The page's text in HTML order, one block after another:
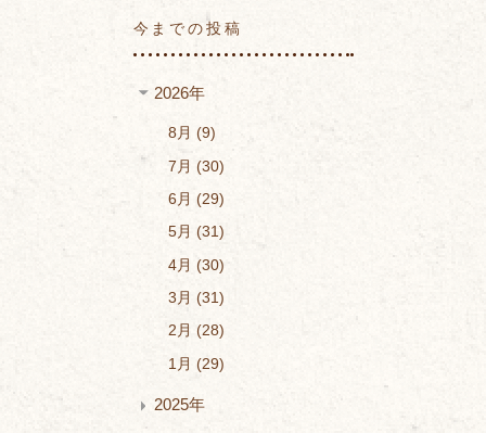
今までの投稿
2026年
8月
9
7月
30
6月
29
5月
31
4月
30
3月
31
2月
28
1月
29
2025年